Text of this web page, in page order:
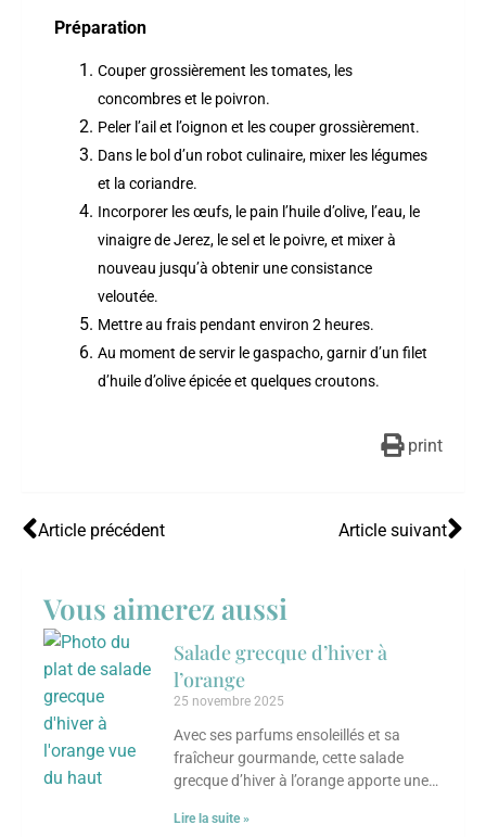
Préparation
Couper grossièrement les tomates, les
concombres et le poivron.
Peler l’ail et l’oignon et les couper grossièrement.
Dans le bol d’un robot culinaire, mixer les légumes
et la coriandre.
Incorporer les œufs, le pain l’huile d’olive, l’eau, le
vinaigre de Jerez, le sel et le poivre, et mixer à
nouveau jusqu’à obtenir une consistance
veloutée.
Mettre au frais pendant environ 2 heures.
Au moment de servir le gaspacho, garnir d’un filet
d’huile d’olive épicée et quelques croutons.
print
Article précédent Article suivant
Vous aimerez aussi
Salade grecque d’hiver à
l’orange
25 novembre 2025
Avec ses parfums ensoleillés et sa
fraîcheur gourmande, cette salade
grecque d’hiver à l’orange apporte une
Mariant le fenouil, les
Lire la suite »